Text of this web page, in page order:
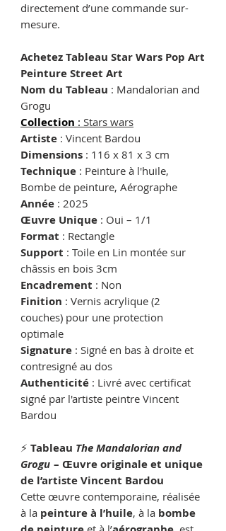
directement d’une commande sur-
mesure.
Achetez Tableau Star Wars Pop Art
Peinture Street Art
Nom du Tableau : Mandalorian and
Grogu
Collection : Stars wars
Artiste : Vincent Bardou
Dimensions : 116 x 81 x 3 cm
Technique : Peinture à l'huile,
Bombe de peinture, Aérographe
Année : 2025
Œuvre Unique : Oui – 1/1
Format : Rectangle
Support : Toile en Lin montée sur
châssis en bois 3cm
Encadrement : Non
Finition : Vernis acrylique (2
couches) pour une protection
optimale
Signature : Signé en bas à droite et
contresigné au dos
Authenticité : Livré avec certificat
signé par l'artiste peintre Vincent
Bardou
⚡️ Tableau The Mandalorian and
Grogu – Œuvre originale et unique
de l’artiste Vincent Bardou
Cette œuvre contemporaine, réalisée
à la peinture à l’huile, à la bombe